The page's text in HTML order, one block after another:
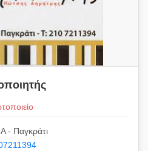
- Παγκράτι